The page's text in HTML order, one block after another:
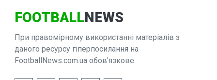
FOOTBALLNEWS
При правомірному використанні матеріалів з
даного ресурсу гіперпосилання на
FootballNews.com.ua обов'язкове.